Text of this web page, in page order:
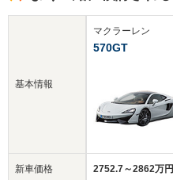
基本情報
新車価格
マクラーレン
570GT
2752.7～2862万円